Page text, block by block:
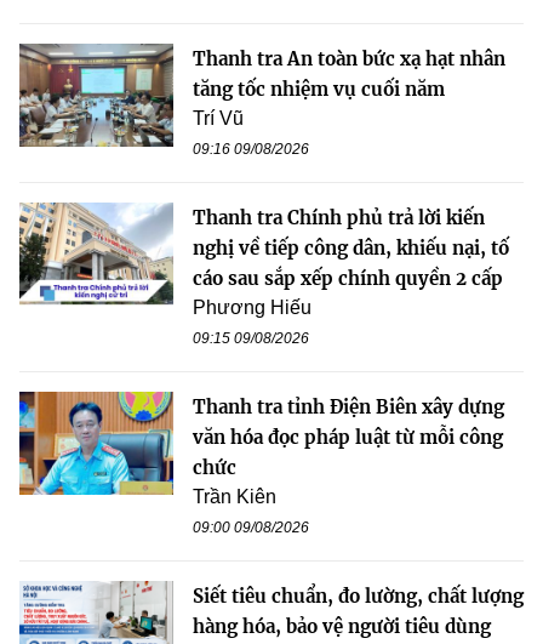
Thanh tra An toàn bức xạ hạt nhân
tăng tốc nhiệm vụ cuối năm
Trí Vũ
09:16 09/08/2026
Thanh tra Chính phủ trả lời kiến
nghị về tiếp công dân, khiếu nại, tố
cáo sau sắp xếp chính quyền 2 cấp
Phương Hiếu
09:15 09/08/2026
Thanh tra tỉnh Điện Biên xây dựng
văn hóa đọc pháp luật từ mỗi công
chức
Trần Kiên
09:00 09/08/2026
Siết tiêu chuẩn, đo lường, chất lượng
hàng hóa, bảo vệ người tiêu dùng